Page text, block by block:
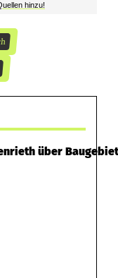
hinzu!